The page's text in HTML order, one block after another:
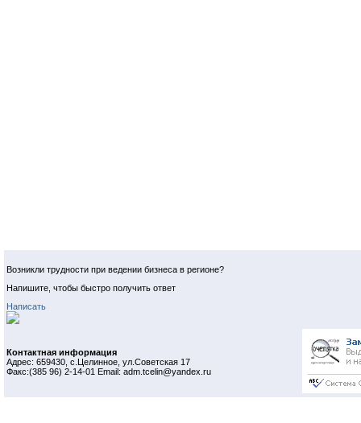
Возникли трудности при ведении бизнеса в регионе?
Напишите, чтобы быстро получить ответ
Написать
Контактная информация
Адрес: 659430, с.Целинное, ул.Советская 17
Факс:(385 96) 2-14-01 Email: adm.tcelin@yandex.ru